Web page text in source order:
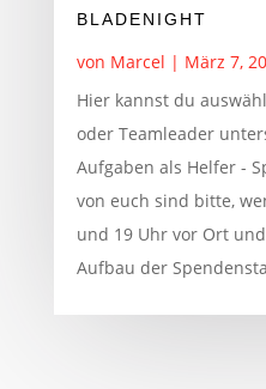
BLADENIGHT
von Marcel | März 7,
Hier kannst du
oder Teamleader
Aufgaben als Helfer -
von euch sind bitte,
und 19 Uhr vor Ort
Aufbau der